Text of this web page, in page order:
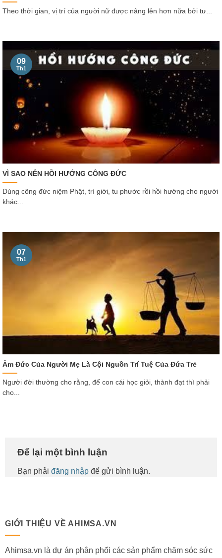
Theo thời gian, vị trí của người nữ được nâng lên hơn nữa bởi tư...
VÌ SAO NÊN HỒI HƯỚNG CÔNG ĐỨC
Dùng công đức niệm Phật, trì giới, tu phước rồi hồi hướng cho người
khác...
09
Th1
Âm Đức Của Người Mẹ Là Cội Nguồn Trí Tuệ Của Đứa Trẻ
Người đời thường cho rằng, để con cái học giỏi, thành đạt thì phải
cho...
07
Th1
Để lại một bình luận
Bạn phải đăng nhập để gửi bình luận.
GIỚI THIỆU VỀ AHIMSA.VN
Ahimsa.vn là dự án phân phối các sản phẩm chăm sóc sức